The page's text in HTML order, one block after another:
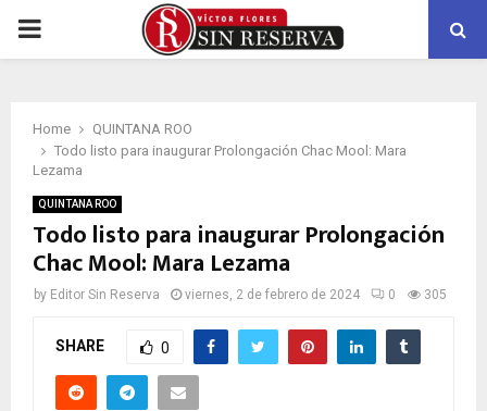
PRIMARY
Home
QUINTANA ROO
Todo listo para inaugurar Prolongación Chac Mool: Mara
Lezama
QUINTANA ROO
Todo listo para inaugurar Prolongación
Chac Mool: Mara Lezama
by Editor Sin Reserva viernes, 2 de febrero de 2024 0 305
SHARE 0